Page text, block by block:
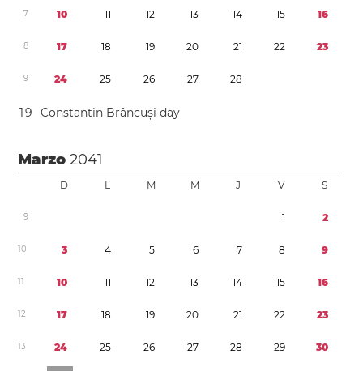
7 10 11 12 13 14 15 16
8 17 18 19 20 21 22 23
9 24 25 26 27 28
19 Constantin Brâncuși day
Marzo2041
D L M M J V S
9 1 2
10 3 4 5 6 7 8 9
11 10 11 12 13 14 15 16
12 17 18 19 20 21 22 23
13 24 25 26 27 28 29 30